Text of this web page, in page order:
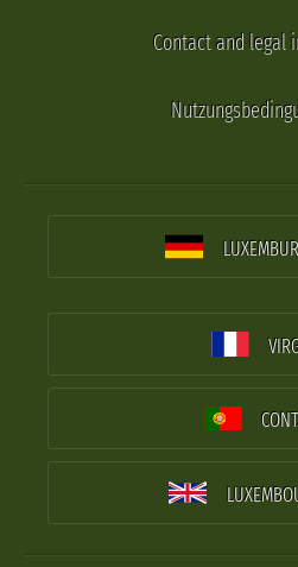
Contact and legal